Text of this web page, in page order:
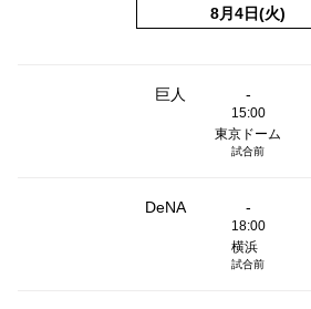
8月4日(火)
巨人 -
15:00
東京ドーム
試合前
DeNA -
18:00
横浜
試合前